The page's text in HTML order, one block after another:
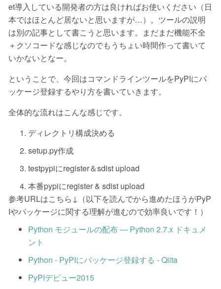
et導入している開発者の方は良ければお使いください（日
本ではほとんど居ないと思いますが…）。ツールの説明
は別の記事として書こうと思います。まだまだ機能不全
＋クソコードな感じなのでもうちょい時間作って書いて
いかないとなー。
ということで、今回はコマンドラインツールをPyPIにパ
ッケージ登録するやり方を書いていきます。
全体的な流れはこんな感じです。
ディレクトリ構成決める
setup.py作成
testpypiにregister＆sdist upload
本番pypiにregister & sdist upload
参考URLはこちら↓（以下を読んでから進めたほうがPyP
Iやパッケージに関する理解が進むので効率良いです！）
Python モジュールの配布 — Python 2.7.x ドキュメ
ント
Python - PyPIにパッケージ登録する - Qiita
PyPIデビュー2015